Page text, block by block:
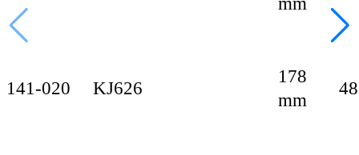
141-020 KJ626
178
mm